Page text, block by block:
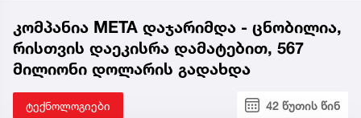
კომპანია META დაჯარიმდა - ცნობილია,
რისთვის დაეკისრა დამატებით, 567
მილიონი დოლარის გადახდა
ტექნოლოგიები 42 წუთის წინ